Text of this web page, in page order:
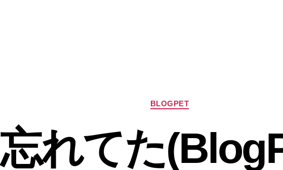
カ
テ
リ
ー
BLOGPET
忘れてた